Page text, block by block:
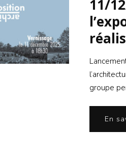
11/
groupe
En